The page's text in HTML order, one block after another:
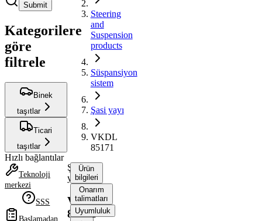
Submit
Kategorilere
göre
filtrele
Binek
taşıtlar
Ticari
taşıtlar
Hızlı bağlantılar
Teknoloji
merkezi
SSS
Başlamadan
Steering
and
Suspension
products
Süspansiyon
sistem
Şasi yayı
VKDL
85171
Şasi
yayı
VKDL
85171
Ürün
bilgileri
Onarım
talimatları
Uyumluluk